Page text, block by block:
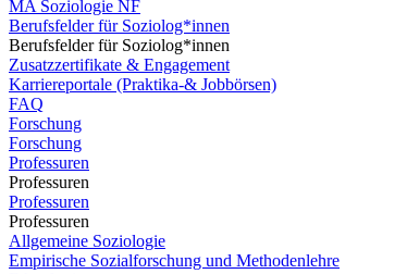
MA Soziologie NF
Berufsfelder für Soziolog*innen
Berufsfelder für Soziolog*innen
Zusatzzertifikate & Engagement
Karriereportale (Praktika-& Jobbörsen)
FAQ
Forschung
Forschung
Professuren
Professuren
Professuren
Professuren
Allgemeine Soziologie
Empirische Sozialforschung und Methodenlehre